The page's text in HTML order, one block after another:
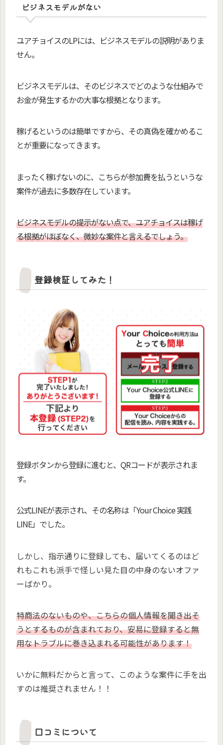
ビジネスモデルがない
ユアチョイスのLPには、ビジネスモデルの説明がありま
せん。
ビジネスモデルは、そのビジネスでどのような仕組みで
お金が発生するかの大事な根拠となります。
稼げるというのは簡単ですから、その真偽を確かめるこ
とが重要になってきます。
まったく稼げないのに、こちらが参加費を払うというな
案件が過去に多数存在しています。
ビジネスモデルの提示がない点で、ユアチョイスは稼げ
る根拠がほぼなく、微妙な案件と言えるでしょう。
登録検証してみた！
登録ボタンから登録に進むと、QRコードが表示されま
す。
公式LINEが表示され、その名称は「Your Choice 実践
LINE」でした。
しかし、指示通りに登録しても、届いてくるのはど
れもこれも派手で怪しい見た目の中身のないオファ
ーばかり。
特商法のないものや、こちらの個人情報を聞き出そ
うとするものが含まれており、安易に登録すると無
用なトラブルに巻き込まれる可能性があります！
いかに無料だからと言って、このような案件に手を出
すのは推奨されません！！
口コミについて